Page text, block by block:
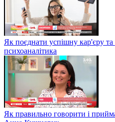
Як поєднати успішну кар'єру
психоаналітика
Як правильно говорити і